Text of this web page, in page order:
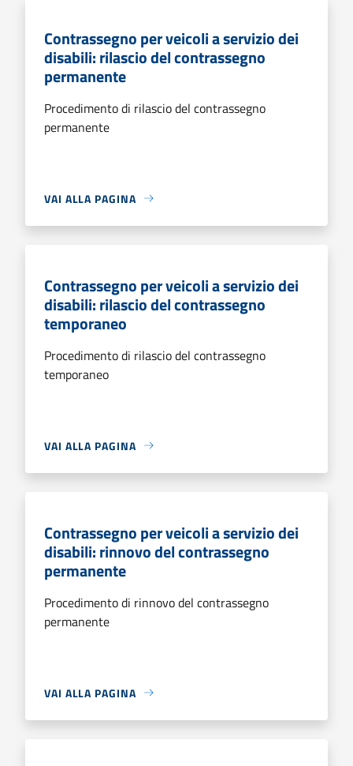
Contrassegno per veicoli a servizio dei
disabili: rilascio del contrassegno
permanente
Procedimento di rilascio del contrassegno
permanente
VAI ALLA PAGINA
Contrassegno per veicoli a servizio dei
disabili: rilascio del contrassegno
temporaneo
Procedimento di rilascio del contrassegno
temporaneo
VAI ALLA PAGINA
Contrassegno per veicoli a servizio dei
disabili: rinnovo del contrassegno
permanente
Procedimento di rinnovo del contrassegno
permanente
VAI ALLA PAGINA